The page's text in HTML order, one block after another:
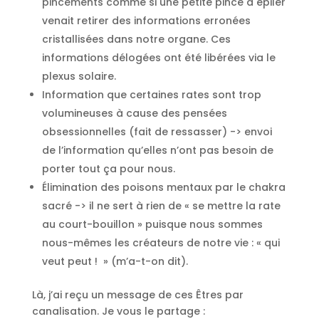
venait retirer des informations erronées
cristallisées dans notre organe. Ces
informations délogées ont été libérées via le
plexus solaire.
Information que certaines rates sont trop
volumineuses à cause des pensées
obsessionnelles (fait de ressasser) -> envoi
de l’information qu’elles n’ont pas besoin de
porter tout ça pour nous.
Élimination des poisons mentaux par le chakra
sacré -> il ne sert à rien de « se mettre la rate
au court-bouillon » puisque nous sommes
nous-mêmes les créateurs de notre vie : « qui
veut peut ! » (m’a-t-on dit).
Là, j’ai reçu un message de ces Êtres par
canalisation. Je vous le partage :